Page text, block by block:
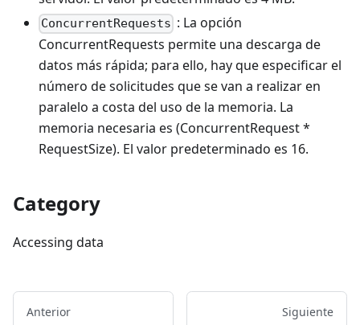
ConcurrentRequests : La opción
ConcurrentRequests permite una descarga de
datos más rápida; para ello, hay que especificar el
número de solicitudes que se van a realizar en
paralelo a costa del uso de la memoria. La
memoria necesaria es (ConcurrentRequest *
RequestSize). El valor predeterminado es 16.
Category
Accessing data
Anterior Siguiente